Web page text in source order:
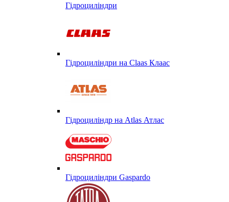
Гідроциліндри
Гідроциліндри на Claas Клаас
Гідроциліндр на Atlas Атлас
Гідроциліндри Gaspardo